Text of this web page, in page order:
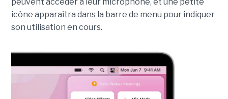
icône apparaîtra dans la barre de menu pour indiquer
son utilisation en cours.